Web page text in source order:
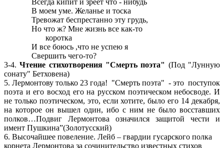
В моем уме. Желанье и тоска
Тревожат беспрестанно эту грудь,
Но что ж? Мне жизнь все как-то
коротка
И все боюсь ,что не успею я
Свершить чего-то?
3-4.Чтение стихотворения "Смерть поэта" (Под "Лунную
сонату" Бетховена)
5. Лермонтову только 23 года! "Смерть поэта" - это поступок
поэта и его восход его на русском поэтическом небосводе. И
не только поэтическом, это, если хотите, было его 14 декабря,
на которое он вышел один, ибо с ним не было восставших
полков…Подвиг Лермонтова означился защитой чести и
имент Пушкина”(Золотусский)
6. Высочайшее повеление. Лейб – гвардии гусарского полка
корнета Лермонтова за сочинительство известных стихов